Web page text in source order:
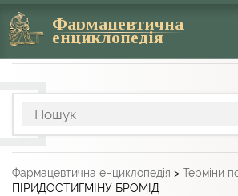
Фармацевтична
енциклопедія
Фармацевтична енциклопедія > Терміни
ПІРИДОСТИГМІНУ БРОМІД